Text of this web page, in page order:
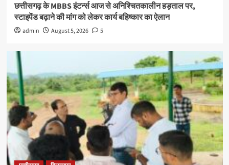
छत्तीसगढ़ के MBBS इंटर्न्स आज से अनिश्चितकालीन हड़ताल पर,
स्टाइपेंड बढ़ाने की मांग को लेकर कार्य बहिष्कार का ऐलान
admin August 5, 2026 5